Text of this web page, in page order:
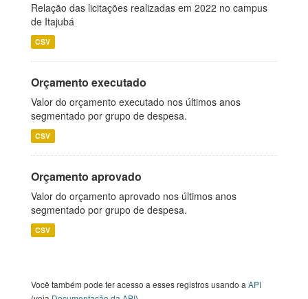
Relação das licitações realizadas em 2022 no campus
de Itajubá
CSV
Orçamento executado
Valor do orçamento executado nos últimos anos
segmentado por grupo de despesa.
CSV
Orçamento aprovado
Valor do orçamento aprovado nos últimos anos
segmentado por grupo de despesa.
CSV
Você também pode ter acesso a esses registros usando a API